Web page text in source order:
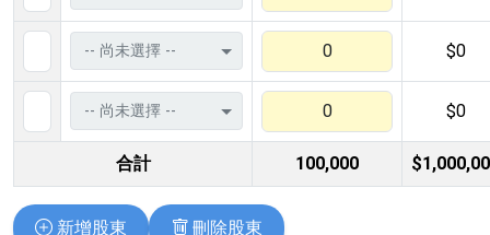
$0
$0
合計 100,000
新增股東 刪除股東